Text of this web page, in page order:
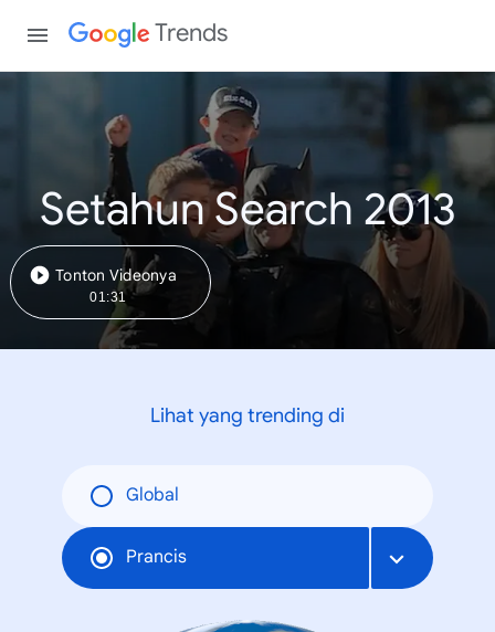
Trends
Setahun Search 2013
Tonton Videonya
01:31
Lihat yang trending di
Global
Prancis